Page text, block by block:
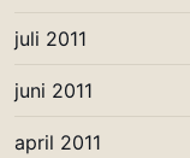
juli 2011
juni 2011
april 2011